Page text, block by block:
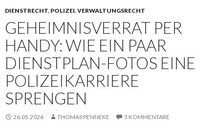
DIENSTRECHT, POLIZEI, VERWALTUNGSRECHT
GEHEIMNISVERRAT PER
HANDY: WIE EIN PAAR
DIENSTPLAN-FOTOS EINE
POLIZEIKARRIERE
SPRENGEN
26.05.2026 THOMAS PENNEKE 3 KOMMENTARE